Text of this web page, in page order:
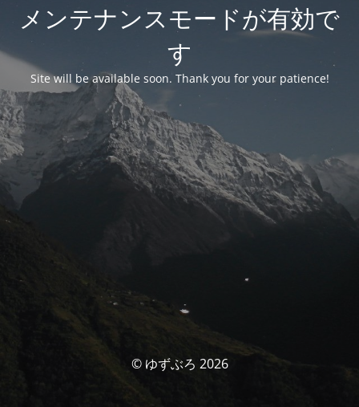
メンテナンスモードが有効で
す
Site will be available soon. Thank you for your patience!
© ゆずぶろ 2026